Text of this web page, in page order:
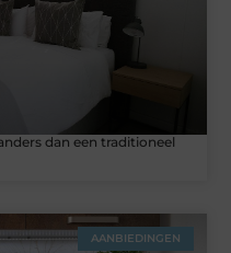
dan een traditioneel
AANBIEDINGEN